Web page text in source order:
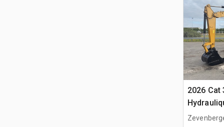
2026 Cat
(Unused)